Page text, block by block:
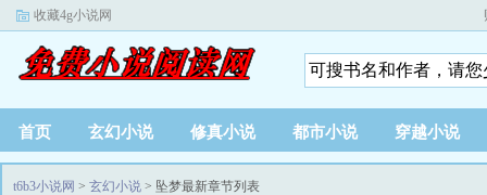
收藏4g小说网
首页 玄幻小说 修真小说 都市小说 穿越小说
t6b3小说网 > 玄幻小说 > 坠梦最新章节列表